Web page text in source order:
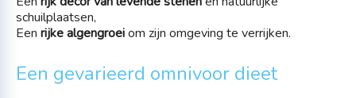
schuilplaatsen,
Een rijke algengroeiom zijn omgeving te verrijken.
Een gevarieerd omnivoor dieet